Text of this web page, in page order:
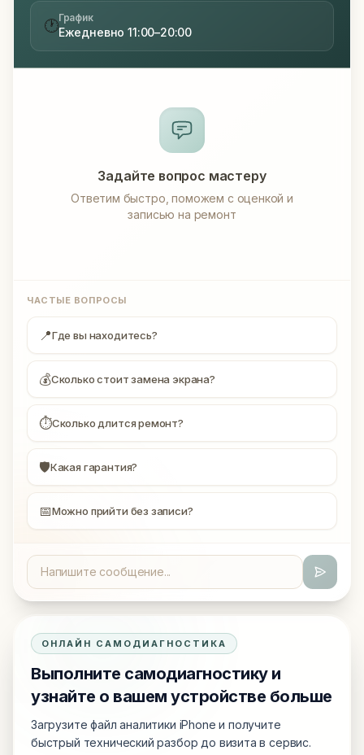
🕐График
Ежедневно 11:00–20:00
Задайте вопрос мастеру
Ответим быстро, поможем с оценкой и
записью на ремонт
ЧАСТЫЕ ВОПРОСЫ
📍Где вы находитесь?
💰Сколько стоит замена экрана?
⏱Сколько длится ремонт?
🛡Какая гарантия?
📅Можно прийти без записи?
ОНЛАЙН САМОДИАГНОСТИКА
Выполните самодиагностику и
узнайте о вашем устройстве больше
Загрузите файл аналитики iPhone и получите
быстрый технический разбор до визита в сервис.